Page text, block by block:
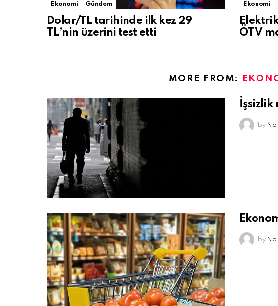
Ekonomi Gündem
Dolar/TL tarihinde ilk kez 29
TL’nin üzerini test etti
Ekonomi
ÖTV
MORE FROM:
İşsizlik
by
by